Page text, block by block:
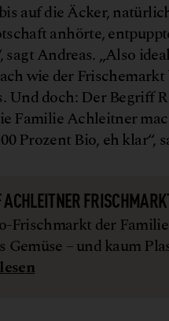
auf die Äcker,
anhörte,
sagt Andreas. „Also
wie der
Und doch: Der Begriff
Familie Achleitner
Prozent Bio, eh klar“,
ACHLEITNER
Frischmarkt der
Gemüse – und kaum